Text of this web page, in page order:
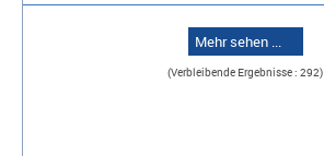
Mehr sehen ...
(Verbleibende Ergebnisse : 292)